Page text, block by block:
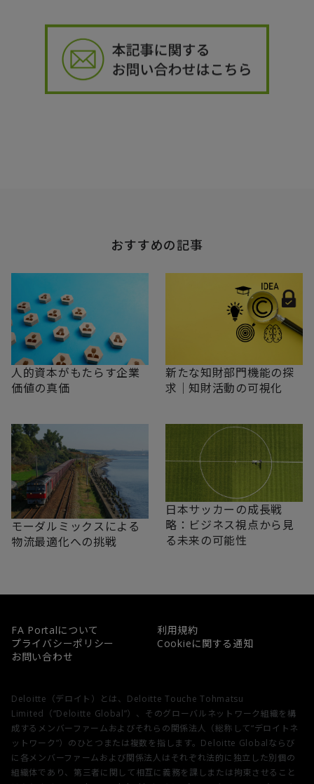
おすすめの記事
人的資本がもたらす企業
価値の真価
新たな知財部門機能の探
求｜知財活動の可視化
モーダルミックスによる
物流最適化への挑戦
日本サッカーの成長戦
略：ビジネス視点から見
る未来の可能性
FA Portalについて
利用規約
プライバシーポリシー
Cookieに関する通知
お問い合わせ
Deloitte（デロイト）とは、Deloitte Touche Tohmatsu
Limited（“Deloitte Global”）、そのグローバルネットワーク組織を構
成するメンバーファームおよびそれらの関係法人（総称して“デロイトネ
ットワーク”）のひとつまたは複数を指します。Deloitte Globalならび
に各メンバーファームおよび関係法人はそれぞれ法的に独立した別個の
組織体であり、第三者に関して相互に義務を課しまたは拘束させること